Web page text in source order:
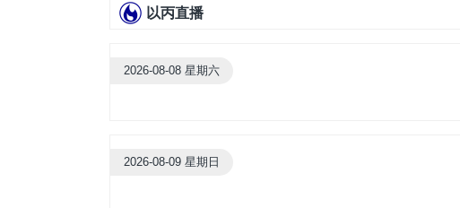
以丙直播
2026-08-08 星期六
2026-08-09 星期日